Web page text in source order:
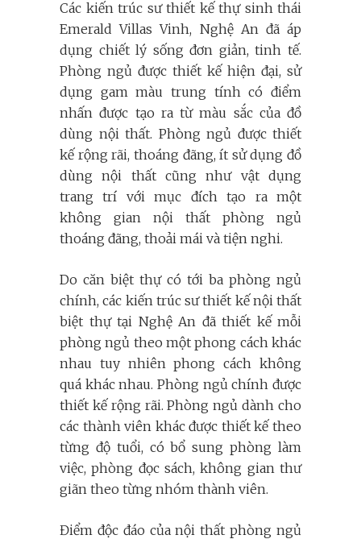
Các kiến trúc sư thiết kế thự sinh thái
Emerald Villas Vinh, Nghệ An đã áp
dụng chiết lý sống đơn giản, tinh tế.
Phòng ngủ được thiết kế hiện đại, sử
dụng gam màu trung tính có điểm
nhấn được tạo ra từ màu sắc của đồ
dùng nội thất. Phòng ngủ được thiết
kế rộng rãi, thoáng đãng, ít sử dụng đồ
dùng nội thất cũng như vật dụng
trang trí với mục đích tạo ra một
không gian nội thất phòng ngủ
thoáng đãng, thoải mái và tiện nghi.
Do căn biệt thự có tới ba phòng ngủ
chính, các kiến trúc sư thiết kế nội thất
biệt thự tại Nghệ An đã thiết kế mỗi
phòng ngủ theo một phong cách khác
nhau tuy nhiên phong cách không
quá khác nhau. Phòng ngủ chính được
thiết kế rộng rãi. Phòng ngủ dành cho
các thành viên khác được thiết kế theo
từng độ tuổi, có bổ sung phòng làm
việc, phòng đọc sách, không gian thư
giãn theo từng nhóm thành viên.
Điểm độc đáo của nội thất phòng ngủ